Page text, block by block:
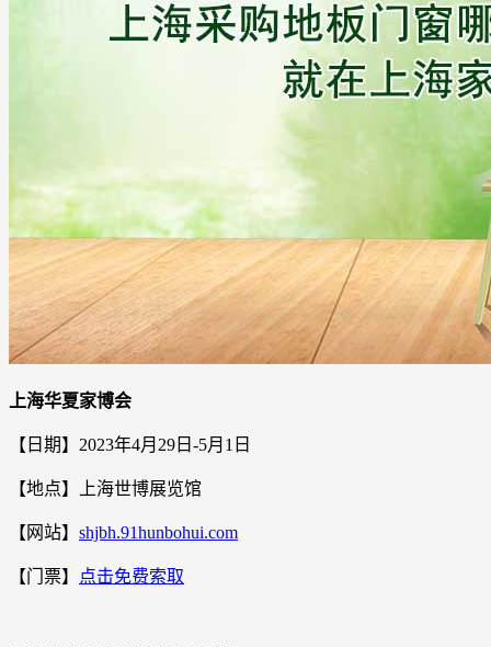
上海华夏家博会
【日期】2023年4月29日-5月1日
【地点】 上海世博展览馆
【网站】 shjbh.91hunbohui.com
【门票】 点击免费索取